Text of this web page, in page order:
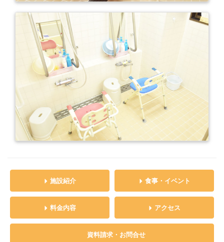
施設紹介 食事・イベント
料金内容 アクセス
資料請求・お問合せ